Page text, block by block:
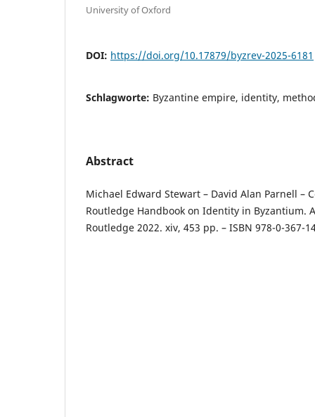
University of Oxford
DOI: https://doi.org/10.17879/byzrev-2025-6181
Schlagworte: Byzantine empire, identity,
Abstract
Michael Edward Stewart – David Alan Parnell –
Routledge Handbook on Identity in Byzantium.
Routledge 2022. xiv, 453 pp. – ISBN 978-0-367-